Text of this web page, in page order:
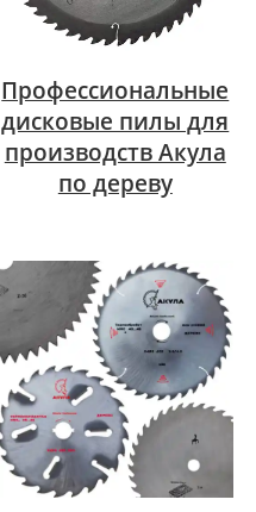
Профессиональные
дисковые пилы для
производств Акула
по дереву